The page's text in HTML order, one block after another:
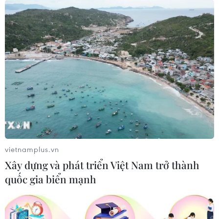
05/08/2026 03:26
Báo Argentina nói ngành vật liệu
công nghệ cao Việt Nam "hút" đầu tư
nước ngoài
05/08/2026 03:11
Việt Nam bàn giao gạo sản xuất tại
Cuba cho đối tác
05/08/2026 02:27
Xem thêm
vietnamplus.vn
Xây dựng và phát triển Việt Nam trở thành
quốc gia biển mạnh